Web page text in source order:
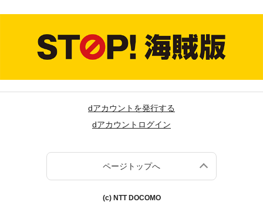
dアカウントを発行する
dアカウントログイン
ページトップへ
(c) NTT DOCOMO